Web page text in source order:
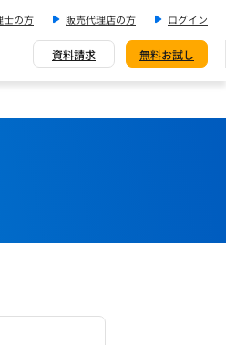
士の方 販売代理店の方 ログイン
資料請求 無料お試し